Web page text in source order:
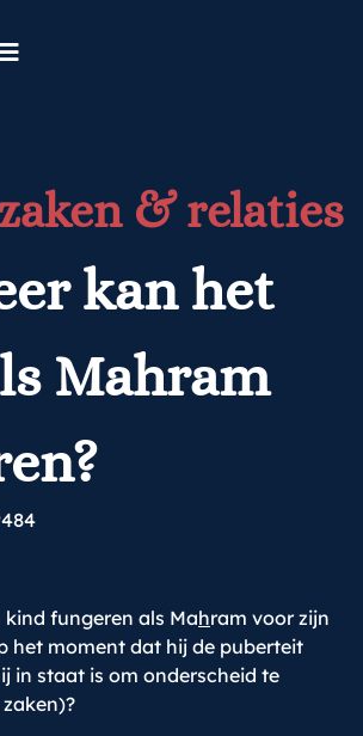
& relaties
kan het
Mahram
fungeren als Mahram voor zijn
het moment dat hij de puberteit
in staat is om onderscheid te